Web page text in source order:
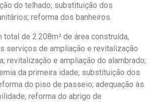
do telhado; substituição dos
reforma dos banheiros.
total de 2.208m² de área construída,
serviços de ampliação e revitalização
revitalização e ampliação do alambrado;
da primeira idade; substituição dos
do piso de passeio; adequação às
reforma do abrigo de